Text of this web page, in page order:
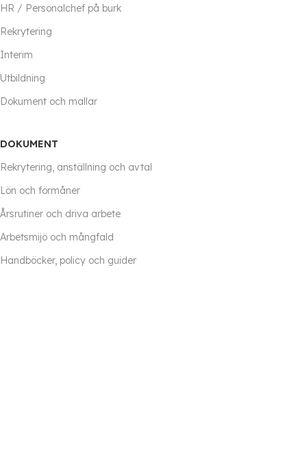
HR / Personalchef på burk
Rekrytering
Interim
Utbildning
Dokument och mallar
DOKUMENT
Rekrytering, anställning och avtal
Lön och förmåner
Årsrutiner och driva arbete
Arbetsmijö och mångfald
Handböcker, policy och guider